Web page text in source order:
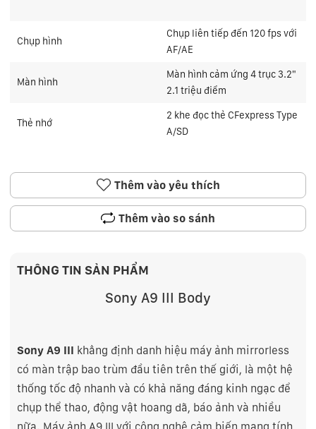
Chụp hình
Chụp liên tiếp đến 120 fps với
AF/AE
Màn hình
Màn hình cảm ứng 4 trục 3.2"
2.1 triệu điểm
Thẻ nhớ
2 khe đọc thẻ CFexpress Type
A/SD
Thêm vào yêu thích
Thêm vào so sánh
THÔNG TIN SẢN PHẨM
Sony A9 III Body
Sony A9 III khẳng định danh hiệu máy ảnh mirrorless
có màn trập bao trùm đầu tiên trên thế giới, là một hệ
thống tốc độ nhanh và có khả năng đáng kinh ngạc để
chụp thể thao, động vật hoang dã, báo ảnh và nhiều